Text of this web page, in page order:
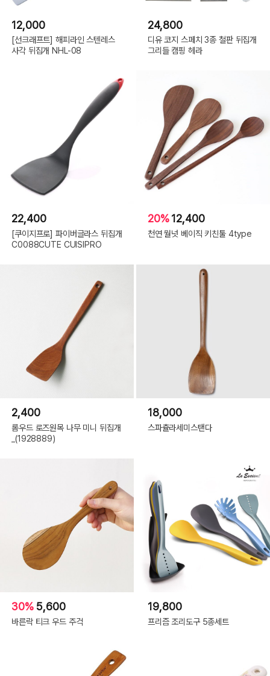
12,000
[선크래프트] 해피라인 스텐레스
사각 뒤집개 NHL-08
24,800
디유 코지 스페치 3종 철판 뒤집개
그리들 캠핑 헤라
22,400
[쿠이지프로] 파이버글라스 뒤집개
C0088CUTE CUISIPRO
20%12,400
천연 월넛 베이직 키친툴 4type
2,400
롬우드 로즈원목 나무 미니 뒤집개
_(1928889)
18,000
스파츌라세미스탠다
30% 5,600
바른락 티크 우드 주걱
19,800
프리즘 조리도구 5종세트